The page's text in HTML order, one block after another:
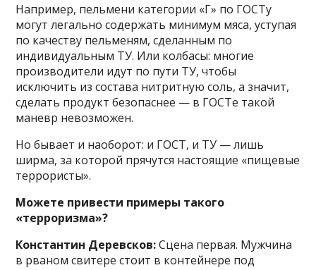
Например, пельмени категории «Г» по ГОСТу
могут легально содержать минимум мяса, уступая
по качеству пельменям, сделанным по
индивидуальным ТУ. Или колбасы: многие
производители идут по пути ТУ, чтобы
исключить из состава нитритную соль, а значит,
сделать продукт безопаснее — в ГОСТе такой
маневр невозможен.
Но бывает и наоборот: и ГОСТ, и ТУ — лишь
ширма, за которой прячутся настоящие «пищевые
террористы».
Можете привести примеры такого
«терроризма»?
Константин Деревсков:Сцена первая. Мужчина
в рваном свитере стоит в контейнере под